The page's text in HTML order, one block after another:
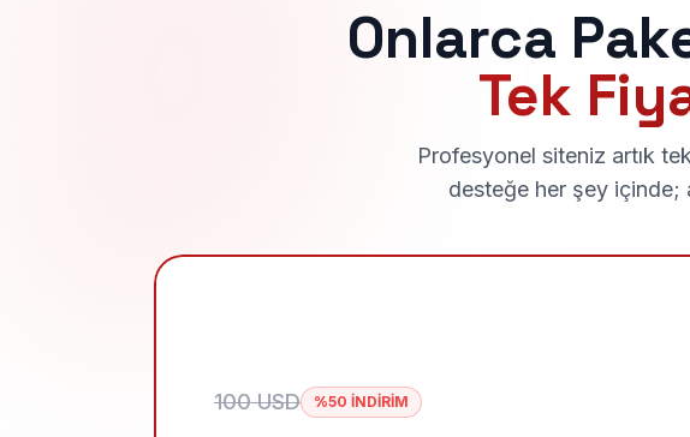
Onlarca
Tek
Profesyonel siteniz artık
desteğe her şey içinde;
100 USD %50 İNDİRİM